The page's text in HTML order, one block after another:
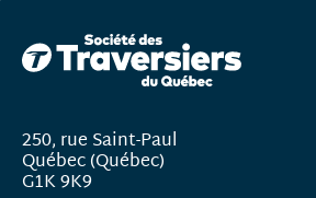
250, rue Saint-Paul
Québec (Québec)
G1K 9K9